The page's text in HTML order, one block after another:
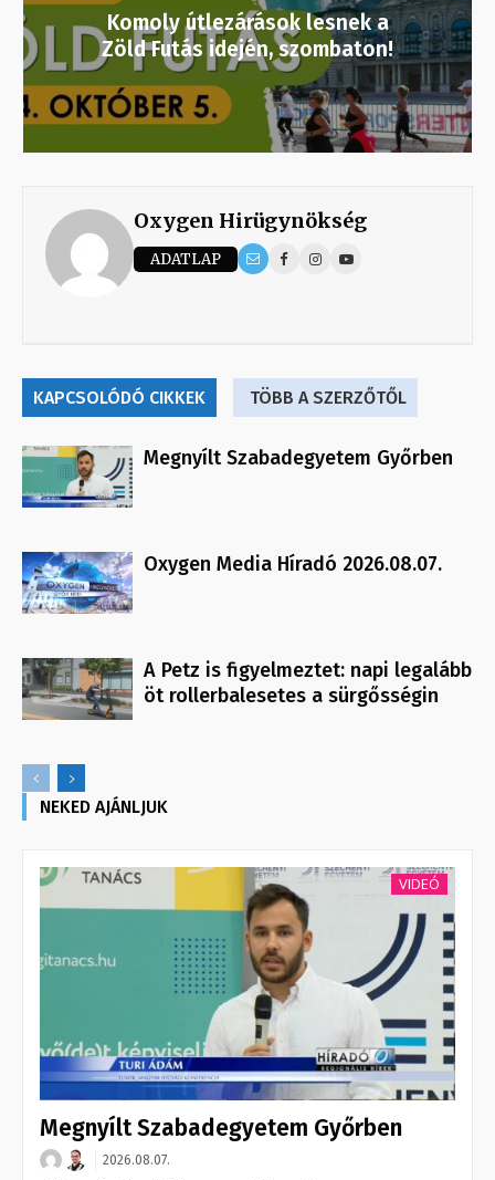
Komoly útlezárások lesnek a
Zöld Futás idején, szombaton!
Oxygen Hirügynökség
ADATLAP
KAPCSOLÓDÓ CIKKEK TÖBB A SZERZŐTŐL
Megnyílt Szabadegyetem Győrben
Oxygen Media Híradó 2026.08.07.
A Petz is figyelmeztet: napi legalább
öt rollerbalesetes a sürgősségin
NEKED AJÁNLJUK
VIDEÓ
Megnyílt Szabadegyetem Győrben
2026.08.07.